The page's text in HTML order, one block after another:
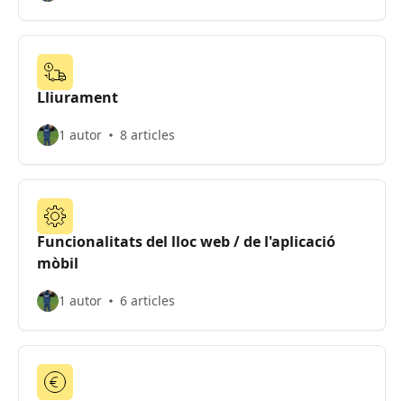
Lliurament
1 autor 8 articles
Funcionalitats del lloc web / de l'aplicació
mòbil
1 autor 6 articles